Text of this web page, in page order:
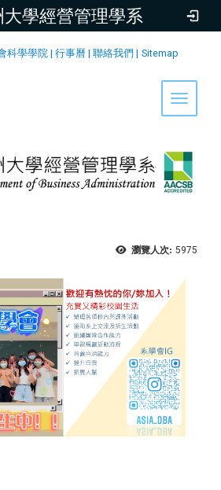
大學經營管理學系
科學學院 | 行事曆 | 聯絡我們 | Sitemap
Toggle
瀏覽人次: 5975